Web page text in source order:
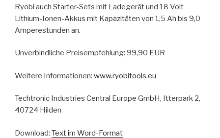
Ryobi auch Starter-Sets mit Ladegerät und 18 Volt
Lithium-Ionen-Akkus mit Kapazitäten von 1,5 Ah bis 9,0
Amperestunden an.
Unverbindliche Preisempfehlung: 99,90 EUR
Weitere Informationen: www.ryobitools.eu
Techtronic Industries Central Europe GmbH, Itterpark 2,
40724 Hilden
Download: Text im Word-Format